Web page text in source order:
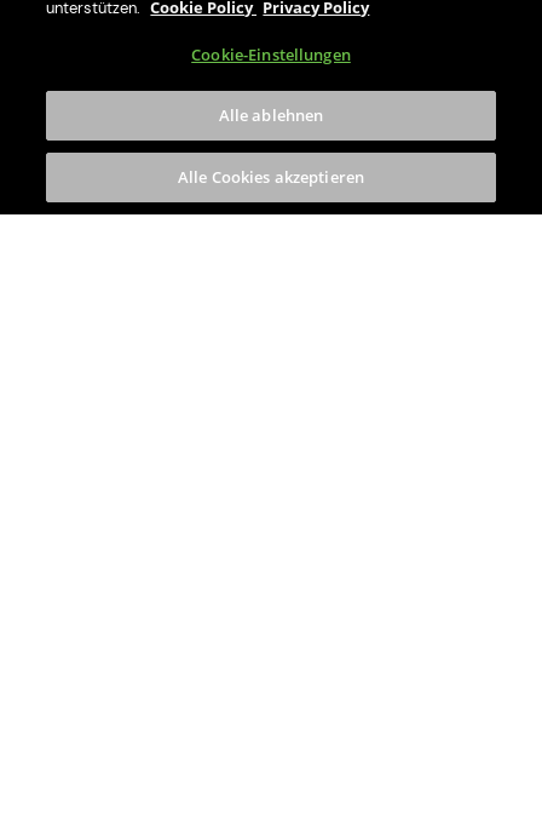
Lade die App für deine Zapfanlage
unterstützen. Cookie Policy Privacy Policy
Cookie-Einstellungen
Alle ablehnen
Alle Cookies akzeptieren